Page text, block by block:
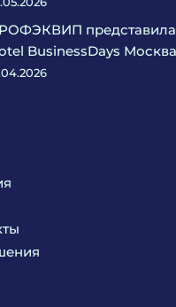
представила
BusinessDays
и запасных